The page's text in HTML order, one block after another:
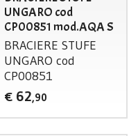
UNGARO cod
CP00851 mod.AQA S
BRACIERE STUFE
UNGARO cod
CP00851
€ 62,90